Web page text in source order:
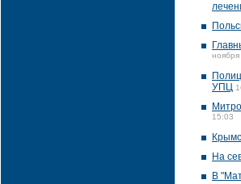
УПЦ
15:03
На
В